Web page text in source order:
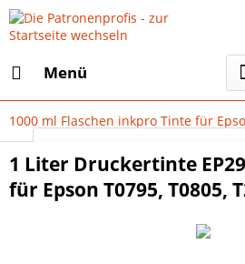
Menü
1000 ml Flaschen inkpro Tinte für
1 Liter Druckertinte
für Epson T0795, T0805,